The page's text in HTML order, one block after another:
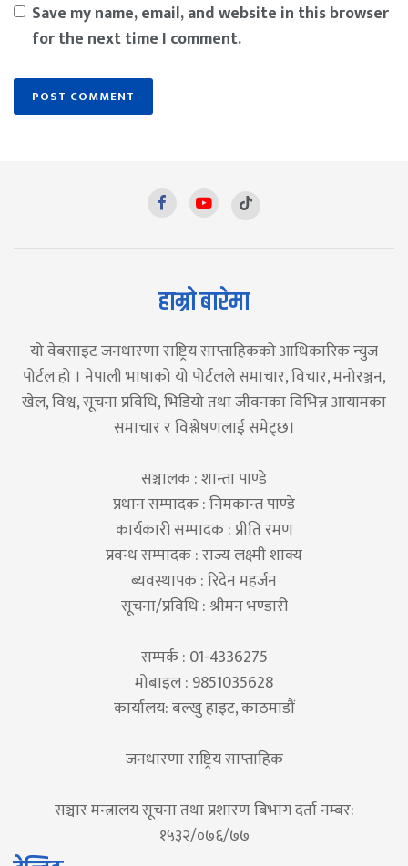
Save my name, email, and website in this browser
for the next time I comment.
हाम्रो बारेमा
यो वेबसाइट जनधारणा राष्ट्रिय साप्ताहिकको आधिकारिक न्युज
पोर्टल हो । नेपाली भाषाको यो पोर्टलले समाचार, विचार, मनोरञ्जन,
खेल, विश्व, सूचना प्रविधि, भिडियो तथा जीवनका विभिन्न आयामका
समाचार र विश्लेषणलाई समेट्छ।
सञ्चालक : शान्ता पाण्डे
प्रधान सम्पादक : निमकान्त पाण्डे
कार्यकारी सम्पादक : प्रीति रमण
प्रवन्ध सम्पादक : राज्य लक्ष्मी शाक्य
ब्यवस्थापक : रिदेन महर्जन
सूचना/प्रविधि : श्रीमन भण्डारी
सम्पर्क : 01-4336275
मोबाइल : 9851035628
कार्यालय: बल्खु हाइट, काठमाडौं
जनधारणा राष्ट्रिय साप्ताहिक
सञ्चार मन्त्रालय सूचना तथा प्रशारण बिभाग दर्ता नम्बर:
१५३२/०७६/७७